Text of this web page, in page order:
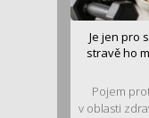
Je jen pro
stravě ho
Pojem
v oblasti